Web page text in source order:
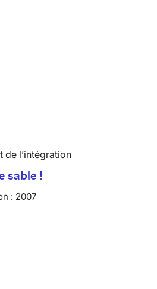
de l’intégration
sable !
: 2007